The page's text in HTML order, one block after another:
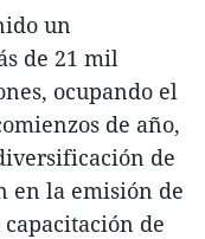
un
de 21 mil
ocupando el
de año,
de
en la emisión de
de